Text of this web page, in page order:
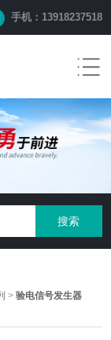
手机：13918237518
>验电信号发生器